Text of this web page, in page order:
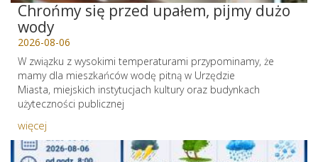
Chrońmy się przed upałem, pijmy dużo
wody
2026-08-06
W związku z wysokimi temperaturami przypominamy, że
mamy dla mieszkańców wodę pitną w Urzędzie
Miasta, miejskich instytucjach kultury oraz budynkach
użyteczności publicznej
więcej